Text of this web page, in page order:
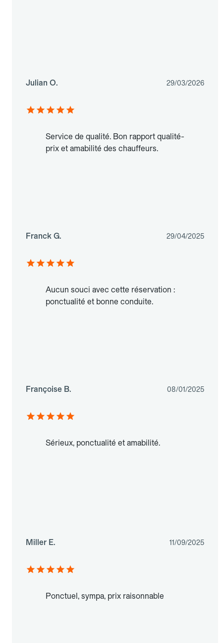
Julian O. 29/03/2026
Service de qualité. Bon rapport qualité-
prix et amabilité des chauffeurs.
Franck G. 29/04/2025
Aucun souci avec cette réservation :
ponctualité et bonne conduite.
Françoise B. 08/01/2025
Sérieux, ponctualité et amabilité.
Miller E. 11/09/2025
Ponctuel, sympa, prix raisonnable